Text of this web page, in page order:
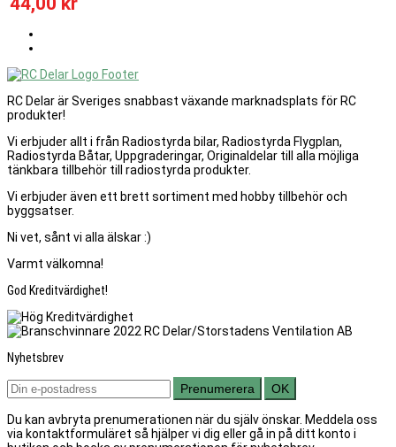
RC Delar är Sveriges snabbast växande marknadsplats för RC
produkter!
Vi erbjuder allt i från Radiostyrda bilar, Radiostyrda Flygplan,
Radiostyrda Båtar, Uppgraderingar, Originaldelar till alla möjliga
tänkbara tillbehör till radiostyrda produkter.
Vi erbjuder även ett brett sortiment med hobby tillbehör och
byggsatser.
Ni vet, sånt vi alla älskar :)
Varmt välkomna!
God Kreditvärdighet!
Nyhetsbrev
Prenumerera OK
Du kan avbryta prenumerationen när du själv önskar. Meddela oss
via kontaktformuläret så hjälper vi dig eller gå in på ditt konto i